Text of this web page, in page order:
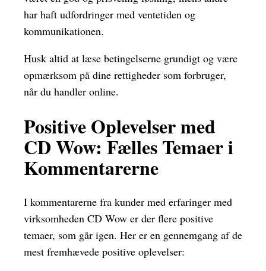
har haft udfordringer med ventetiden og
kommunikationen.
Husk altid at læse betingelserne grundigt og være
opmærksom på dine rettigheder som forbruger,
når du handler online.
Positive Oplevelser med
CD Wow: Fælles Temaer i
Kommentarerne
I kommentarerne fra kunder med erfaringer med
virksomheden CD Wow er der flere positive
temaer, som går igen. Her er en gennemgang af de
mest fremhævede positive oplevelser: